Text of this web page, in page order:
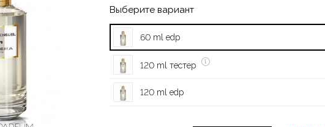
Выберите вариант
60 ml edp
120 ml тестер
120 ml edp